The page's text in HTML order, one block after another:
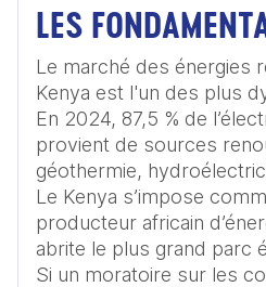
LES
Le marché des énergies
Kenya est l'un des plus
En 2024, 87,5 % de
provient de sources
géothermie,
Le Kenya s’impose
producteur africain
abrite le plus grand parc
Si un moratoire sur les